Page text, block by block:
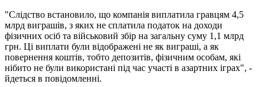
"Слідство встановило, що компанія виплатила гравцям 4,5
млрд виграшів, з яких не сплатила податок на доходи
фізичних осіб та військовий збір на загальну суму 1,1 млрд
грн. Ці виплати були відображені не як виграші, а як
повернення коштів, тобто депозитів, фізичним особам, які
нібито не були використані під час участі в азартних іграх", -
йдеться в повідомленні.